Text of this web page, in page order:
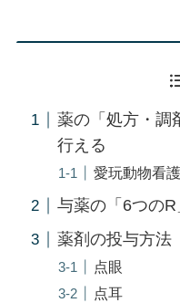
薬の「処方・調
行える
愛玩動物看
与薬の「6つの
薬剤の投与方法
点眼
点耳